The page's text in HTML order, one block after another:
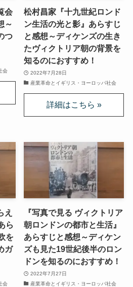
キリスト教
フロイトの父親殺し
かりの地を巡る旅
妻と歩んだ運命の旅～狂気と愛
劇場都市ローマの魅力とベルニ
界
ン時代のソ連の歴史
スの絶滅戦争
会
～
つ
会
松村昌家『十九世紀ロンド
ン生活の光と影』あらすじ
と感想～ディケンズの生き
たヴィクトリア朝の背景を
知るのにおすすめ！
2022年7月28日
産業革命とイギリス・ヨーロッパ社会
え
ら
を
ガ
会
『写真で見る ヴィクトリア
朝ロンドンの都市と生活』
あらすじと感想～ディケン
ズも見た19世紀後半のロン
ドンを知るのにおすすめ！
2022年7月27日
産業革命とイギリス・ヨーロッパ社会